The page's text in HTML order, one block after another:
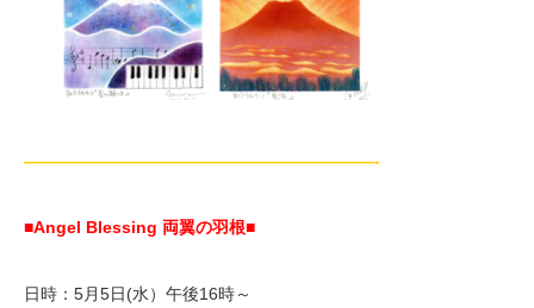
—————————————————————-
■Angel Blessing 両翼の羽根■
日時：5月5日(水）午後16時～